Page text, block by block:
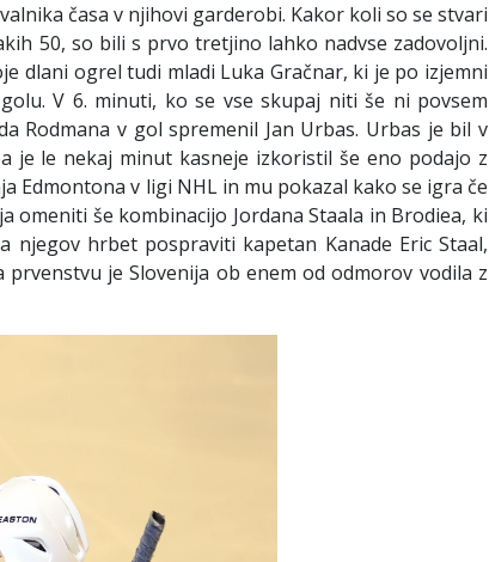
časa v njihovi garderobi. Kakor koli so se stvari
50, so bili s prvo tretjino lahko nadvse zadovoljni.
dlani ogrel tudi mladi Luka Gračnar, ki je po izjemni
V 6. minuti, ko se vse skupaj niti še ni povsem
Rodmana v gol spremenil Jan Urbas. Urbas je bil v
je le nekaj minut kasneje izkoristil še eno podajo z
Edmontona v ligi NHL in mu pokazal kako se igra če
omeniti še kombinacijo Jordana Staala in Brodiea, ki
hrbet pospraviti kapetan Kanade Eric Staal,
je Slovenija ob enem od odmorov vodila z